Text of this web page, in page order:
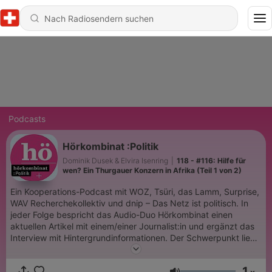
Podcasts
Hörkombinat :Politik
Dominik Dusek & Elvira Isenring
118 - #116: Hilfe für
wen? Ein Thurgauer Konzern in Afrika (Teil 1 von 2)
Ein Kooperations-Podcast mit WOZ, Tsüri, das Lamm, Surprise,
WAV Recherchekollektiv und dnip – Das Netz ist politisch. In
jeder Folge bespricht das Audio-Duo Hörkombinat einen
aktuellen Artikel mit einem/einer Journalist:in und ergänzt das
Interview mit Hintergrundinformationen. Der Schwerpunkt liegt
auf sozial- und wirtschaftspolitischen Themen. Hörkombinat